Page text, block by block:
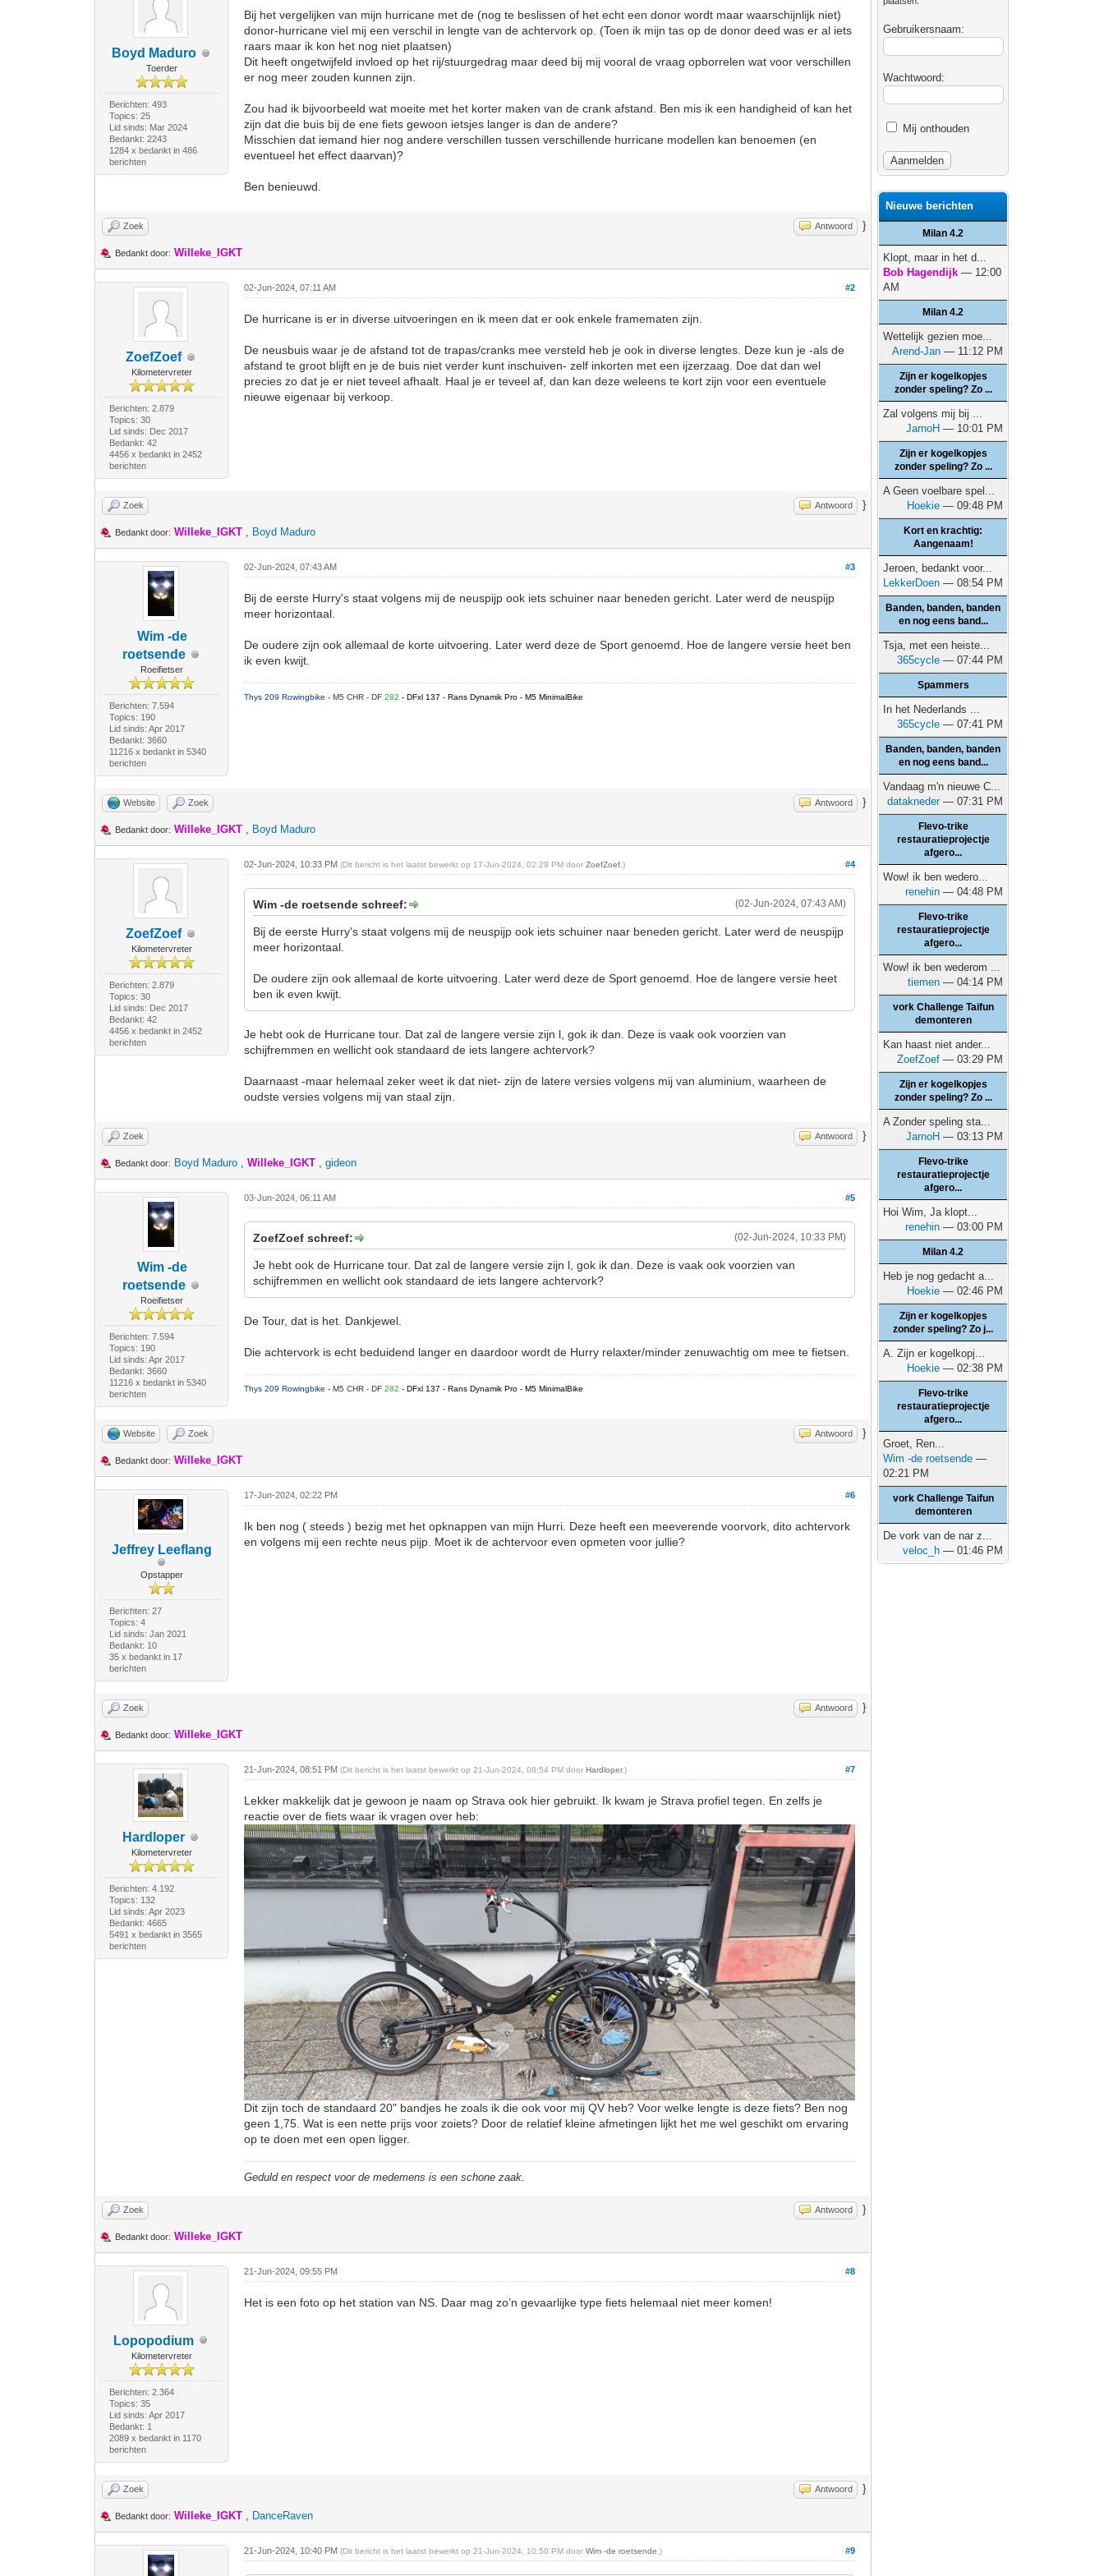
Boyd Maduro
Toerder
Berichten: 493
Topics: 25
Lid sinds: Mar 2024
Bedankt: 2243
1284 x bedankt in 486
berichten
Bij het vergelijken van mijn hurricane met de (nog te beslissen of het echt een donor wordt maar waarschijnlijk niet)
donor-hurricane viel mij een verschil in lengte van de achtervork op. (Toen ik mijn tas op de donor deed was er al iets
raars maar ik kon het nog niet plaatsen)
Dit heeft ongetwijfeld invloed op het rij/stuurgedrag maar deed bij mij vooral de vraag opborrelen wat voor verschillen
er nog meer zouden kunnen zijn.
Zou had ik bijvoorbeeld wat moeite met het korter maken van de crank afstand. Ben mis ik een handigheid of kan het
zijn dat die buis bij de ene fiets gewoon ietsjes langer is dan de andere?
Misschien dat iemand hier nog andere verschillen tussen verschillende hurricane modellen kan benoemen (en
eventueel het effect daarvan)?
Ben benieuwd.
Zoek Antwoord }
Bedankt door: Willeke_IGKT
ZoefZoef
Kilometervreter
Berichten: 2.879
Topics: 30
Lid sinds: Dec 2017
Bedankt: 42
4456 x bedankt in 2452
berichten
#2
02-Jun-2024, 07:11 AM
De hurricane is er in diverse uitvoeringen en ik meen dat er ook enkele framematen zijn.
De neusbuis waar je de afstand tot de trapas/cranks mee versteld heb je ook in diverse lengtes. Deze kun je -als de
afstand te groot blijft en je de buis niet verder kunt inschuiven- zelf inkorten met een ijzerzaag. Doe dat dan wel
precies zo dat je er niet teveel afhaalt. Haal je er teveel af, dan kan deze weleens te kort zijn voor een eventuele
nieuwe eigenaar bij verkoop.
Zoek Antwoord }
Bedankt door: Willeke_IGKT , Boyd Maduro
Wim -de
roetsende
Roeifietser
Berichten: 7.594
Topics: 190
Lid sinds: Apr 2017
Bedankt: 3660
11216 x bedankt in 5340
berichten
#3
02-Jun-2024, 07:43 AM
Bij de eerste Hurry's staat volgens mij de neuspijp ook iets schuiner naar beneden gericht. Later werd de neuspijp
meer horizontaal.
De oudere zijn ook allemaal de korte uitvoering. Later werd deze de Sport genoemd. Hoe de langere versie heet ben
ik even kwijt.
Thys 209 Rowingbike- M5 CHR - DF282- DFxl 137 - Rans Dynamik Pro - M5 MinimalBike
Website Zoek Antwoord }
Bedankt door: Willeke_IGKT , Boyd Maduro
ZoefZoef
Kilometervreter
Berichten: 2.879
Topics: 30
Lid sinds: Dec 2017
Bedankt: 42
4456 x bedankt in 2452
berichten
#4
02-Jun-2024, 10:33 PM(Dit bericht is het laatst bewerkt op 17-Jun-2024, 02:29 PM doorZoefZoef .)
(02-Jun-2024, 07:43 AM)
Wim -de roetsende schreef:
Bij de eerste Hurry's staat volgens mij de neuspijp ook iets schuiner naar beneden gericht. Later werd de neuspijp
meer horizontaal.
De oudere zijn ook allemaal de korte uitvoering. Later werd deze de Sport genoemd. Hoe de langere versie heet
ben ik even kwijt.
Je hebt ook de Hurricane tour. Dat zal de langere versie zijn l, gok ik dan. Deze is vaak ook voorzien van
schijfremmen en wellicht ook standaard de iets langere achtervork?
Daarnaast -maar helemaal zeker weet ik dat niet- zijn de latere versies volgens mij van aluminium, waarheen de
oudste versies volgens mij van staal zijn.
Zoek Antwoord }
Bedankt door: Boyd Maduro ,Willeke_IGKT ,gideon
Wim -de
roetsende
Roeifietser
Berichten: 7.594
Topics: 190
Lid sinds: Apr 2017
Bedankt: 3660
11216 x bedankt in 5340
berichten
#5
03-Jun-2024, 06:11 AM
(02-Jun-2024, 10:33 PM)
ZoefZoef schreef:
Je hebt ook de Hurricane tour. Dat zal de langere versie zijn l, gok ik dan. Deze is vaak ook voorzien van
schijfremmen en wellicht ook standaard de iets langere achtervork?
De Tour, dat is het. Dankjewel.
Die achtervork is echt beduidend langer en daardoor wordt de Hurry relaxter/minder zenuwachtig om mee te fietsen.
Thys 209 Rowingbike- M5 CHR - DF282- DFxl 137 - Rans Dynamik Pro - M5 MinimalBike
Website Zoek Antwoord }
Bedankt door: Willeke_IGKT
Jeffrey Leeflang
Opstapper
Berichten: 27
Topics: 4
Lid sinds: Jan 2021
Bedankt: 10
35 x bedankt in 17
berichten
#6
17-Jun-2024, 02:22 PM
Ik ben nog ( steeds ) bezig met het opknappen van mijn Hurri. Deze heeft een meeverende voorvork, dito achtervork
en volgens mij een rechte neus pijp. Moet ik de achtervoor even opmeten voor jullie?
Zoek Antwoord }
Bedankt door: Willeke_IGKT
Hardloper
Kilometervreter
Berichten: 4.192
Topics: 132
Lid sinds: Apr 2023
Bedankt: 4665
5491 x bedankt in 3565
berichten
#7
21-Jun-2024, 08:51 PM(Dit bericht is het laatst bewerkt op 21-Jun-2024, 08:54 PM doorHardloper.)
Lekker makkelijk dat je gewoon je naam op Strava ook hier gebruikt. Ik kwam je Strava profiel tegen. En zelfs je
reactie over de fiets waar ik vragen over heb:
Dit zijn toch de standaard 20" bandjes he zoals ik die ook voor mij QV heb? Voor welke lengte is deze fiets? Ben nog
geen 1,75. Wat is een nette prijs voor zoiets? Door de relatief kleine afmetingen lijkt het me wel geschikt om ervaring
op te doen met een open ligger.
Geduld en respect voor de medemens is een schone zaak.
Zoek Antwoord }
Bedankt door: Willeke_IGKT
Lopopodium
Kilometervreter
Berichten: 2.364
Topics: 35
Lid sinds: Apr 2017
Bedankt: 1
2089 x bedankt in 1170
berichten
#8
21-Jun-2024, 09:55 PM
Het is een foto op het station van NS. Daar mag zo’n gevaarlijke type fiets helemaal niet meer komen!
Zoek Antwoord }
Bedankt door: Willeke_IGKT DanceRaven
#9
21-Jun-2024, 10:40 PM(Dit bericht is het laatst bewerkt op 21-Jun-2024, 10:50 PM doorWim -de roetsende .)
Gebruikersnaam:
Wachtwoord:
Mij onthouden
Nieuwe berichten
Milan 4.2
Klopt, maar in het d...
Bob Hagendijk — 12:00
AM
Milan 4.2
Wettelijk gezien moe...
Arend-Jan — 11:12 PM
Zijn er kogelkopjes
zonder speling? Zo ...
Zal volgens mij bij ...
JarnoH — 10:01 PM
Zijn er kogelkopjes
zonder speling? Zo ...
A Geen voelbare spel...
Hoekie — 09:48 PM
Kort en krachtig:
Aangenaam!
Jeroen, bedankt voor...
LekkerDoen — 08:54 PM
Banden, banden, banden
en nog eens band...
Tsja, met een heiste...
365cycle — 07:44 PM
Spammers
In het Nederlands ...
365cycle — 07:41 PM
Banden, banden, banden
en nog eens band...
Vandaag m'n nieuwe C...
datakneder— 07:31 PM
Flevo-trike
restauratieprojectje
afgero...
Wow! ik ben wedero...
renehin — 04:48 PM
Flevo-trike
restauratieprojectje
afgero...
Wow! ik ben wederom ...
tiemen — 04:14 PM
vork Challenge Taifun
demonteren
Kan haast niet ander...
ZoefZoef — 03:29 PM
Zijn er kogelkopjes
zonder speling? Zo ...
A Zonder speling sta...
JarnoH — 03:13 PM
Flevo-trike
restauratieprojectje
afgero...
Hoi Wim, Ja klopt...
renehin — 03:00 PM
Milan 4.2
Heb je nog gedacht a...
Hoekie — 02:46 PM
Zijn er kogelkopjes
zonder speling? Zo j...
A. Zijn er kogelkopj...
Hoekie — 02:38 PM
Flevo-trike
restauratieprojectje
afgero...
Groet, Ren...
Wim -de roetsende —
02:21 PM
vork Challenge Taifun
demonteren
De vork van de nar z...
veloc_h — 01:46 PM